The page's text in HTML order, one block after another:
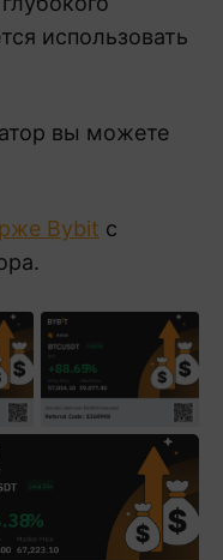
использовать
вы можете
Bybit с